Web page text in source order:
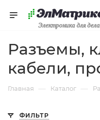
Электроника для дела
Разъемы,
кабели,
Главная — Каталог —
ФИЛЬТР